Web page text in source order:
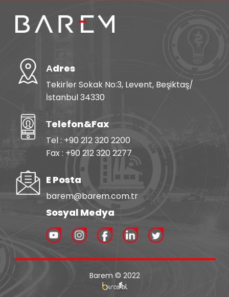
Аdres
Tekirler Sokak No:3, Levent, Beşiktaş/
İstanbul 34330
Тelefon&Fax
Tel : +90 212 320 2200
Fax : +90 212 320 2277
E Posta
barem@barem.com.tr
Sosyal Medya
Barem © 2022